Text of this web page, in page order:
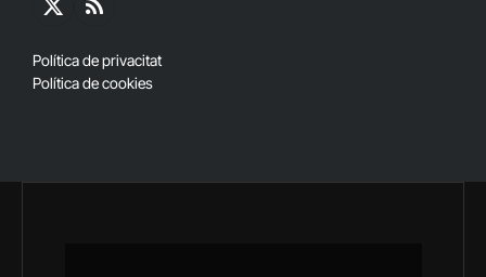
X
RSS
Política de privacitat
Política de cookies